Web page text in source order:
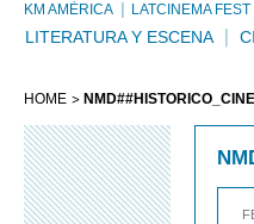
KM AMÈRICA LATCINEMA FEST
LITERATURA Y ESCENA
HOME